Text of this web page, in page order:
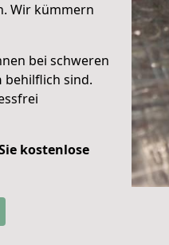
Wir kümmern
bei schweren
behilflich sind.
kostenlose